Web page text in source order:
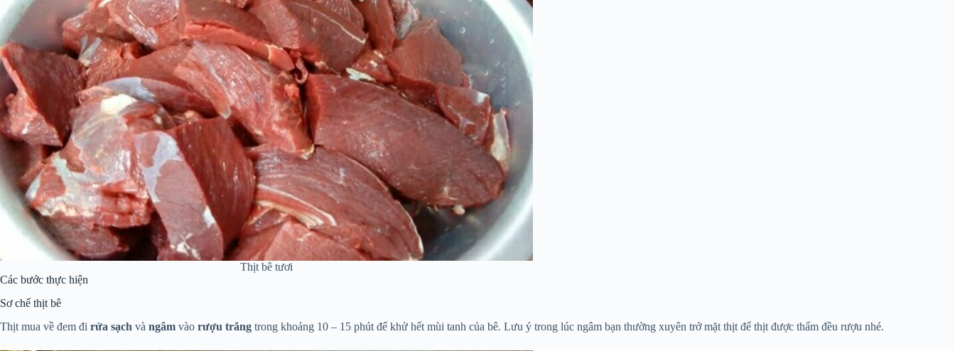
Thịt bê tươi
Các bước thực hiện
Sơ chế thịt bê
Thịt mua về đem đi rửa sạch và ngâm vào rượu trắng trong khoảng 10 – 15 phút để khử hết mùi tanh của bê. Lưu ý trong lúc ngâm bạn thường xuyên trở mặt thịt để thịt được thấm đều rượu nhé.